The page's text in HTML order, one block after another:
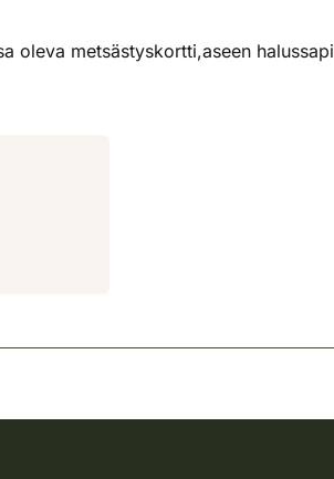
oleva metsästyskortti,aseen